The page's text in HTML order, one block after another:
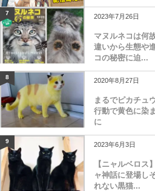
7 2023年7月26日
マヌルネコは何
違いから生態や
コの秘密に迫...
8 2020年8月27日
まるでピカチュ
行動で黄色に染
に
9 2023年6月3日
【ニャルベロス
ャ神話に登場し
れない黒猫...